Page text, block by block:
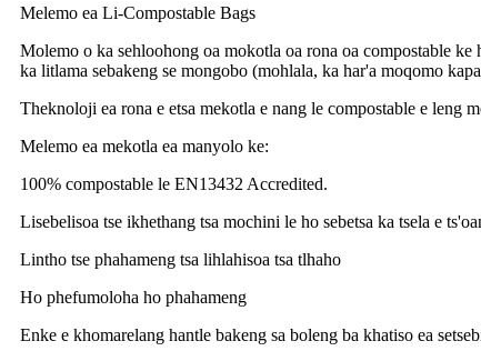
Melemo ea Li-Compostable Bags
Molemo o ka sehloohong oa mokotla oa rona oa compostable
ka litlama sebakeng se mongobo (mohlala, ka har'a moqomo
Theknoloji ea rona e etsa mekotla e nang le compostable e leng
Melemo ea mekotla ea manyolo ke:
100% compostable le EN13432 Accredited.
Lisebelisoa tse ikhethang tsa mochini le ho sebetsa ka tsela e
Lintho tse phahameng tsa lihlahisoa tsa tlhaho
Ho phefumoloha ho phahameng
Enke e khomarelang hantle bakeng sa boleng ba khatiso ea